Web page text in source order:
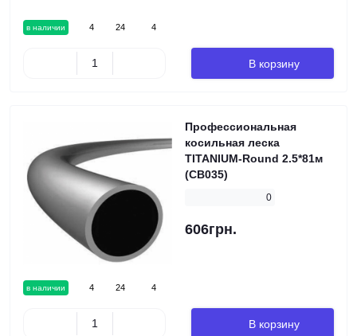
в наличии 4 24 4
В корзину
в наличии 4 24 4
Профессиональная
косильная леска
TITANIUM-Round 2.5*81м
(CB035)
0
606грн.
В корзину